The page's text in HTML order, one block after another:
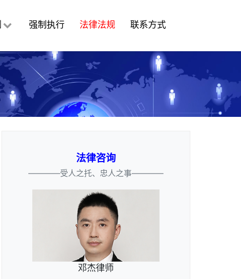
强制执行 法律法规 联系方式
法律咨询
————受人之托、忠人之事————
邓杰律师